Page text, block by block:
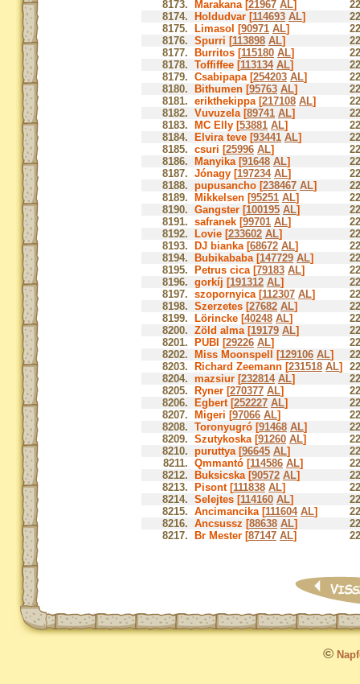
8173.
Marakana [21967 AL]
8174.
Holdudvar [114693 AL]
8175.
Limasol [90971 AL]
8176. Spurri [113898 AL]
8177.
Burritos [115180 AL]
8178. Toffiffee [113134 AL]
8179. Csabipapa [254203 AL]
8180.
Bithumen [95763 AL]
8181. erikthekippa [217108 AL]
8182. Vuvuzela [89741 AL]
8183.
MC Elly [53881 AL]
8184.
Elvira teve [93441 AL]
8185. csuri [25996 AL]
8186.
Manyika [91648 AL]
8187. Jónagy [197234 AL]
8188. pupusancho [238467 AL]
8189.
Mikkelsen [95251 AL]
8190. Gangster [100195 AL]
8191. safranek [99701 AL]
8192.
Lovie [233602 AL]
8193.
DJ bianka [68672 AL]
8194.
Bubikababa [147729 AL]
8195.
Petrus cica [79183 AL]
8196. gorkíj [191312 AL]
8197. szopornyica [112307 AL]
8198. Szerzetes [27682 AL]
8199.
Lörincke [40248 AL]
8200. Zöld alma [19179 AL]
8201.
PUBI [29226 AL]
8202.
Miss Moonspell [129106 AL]
8203.
Richard Zeemann [231518 AL]
8204. mazsiur [232814 AL]
8205.
Ryner [270377 AL]
8206.
Egbert [252227 AL]
8207.
Migeri [97066 AL]
8208. Toronyugró [91468 AL]
8209. Szutykoska [91260 AL]
8210. puruttya [96645 AL]
8211. Qmmantó [114586 AL]
8212.
Buksicska [90572 AL]
8213.
Pisont [111838 AL]
8214. Selejtes [114160 AL]
8215. Ancimancika [111604 AL]
8216. Ancsussz [88638 AL]
8217.
Br Mester [87147 AL]
©